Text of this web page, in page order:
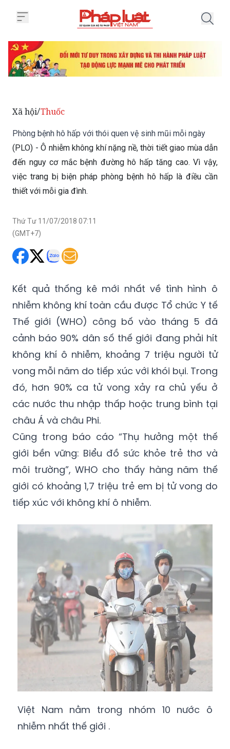
Xã hội/Thuốc
Phòng bệnh hô hấp với thói quen vệ sinh mũi mỗi ngày
(PLO) - Ô nhiễm không khí nặng nề, thời tiết giao mùa dẫn
đến nguy cơ mắc bệnh đường hô hấp tăng cao. Vì vậy,
việc trang bị biện pháp phòng bệnh hô hấp là điều cần
thiết với mỗi gia đình.
Thứ Tư 11/07/2018 07:11
(GMT+7)
Kết quả thống kê mới nhất về tình hình ô
nhiễm không khí toàn cầu được Tổ chức Y tế
Thế giới (WHO) công bố vào tháng 5 đã
cảnh báo 90% dân số thế giới đang phải hít
không khí ô nhiễm, khoảng 7 triệu người tử
vong mỗi năm do tiếp xúc với khói bụi. Trong
đó, hơn 90% ca tử vong xảy ra chủ yếu ở
các nước thu nhập thấp hoặc trung bình tại
châu Á và châu Phi.
Cũng trong báo cáo “Thụ hưởng một thế
giới bền vững: Biểu đồ sức khỏe trẻ thơ và
môi trường”, WHO cho thấy hàng năm thế
giới có khoảng 1,7 triệu trẻ em bị tử vong do
tiếp xúc với không khí ô nhiễm.
Việt Nam nằm trong nhóm 10 nước ô
nhiễm nhất thế giới .